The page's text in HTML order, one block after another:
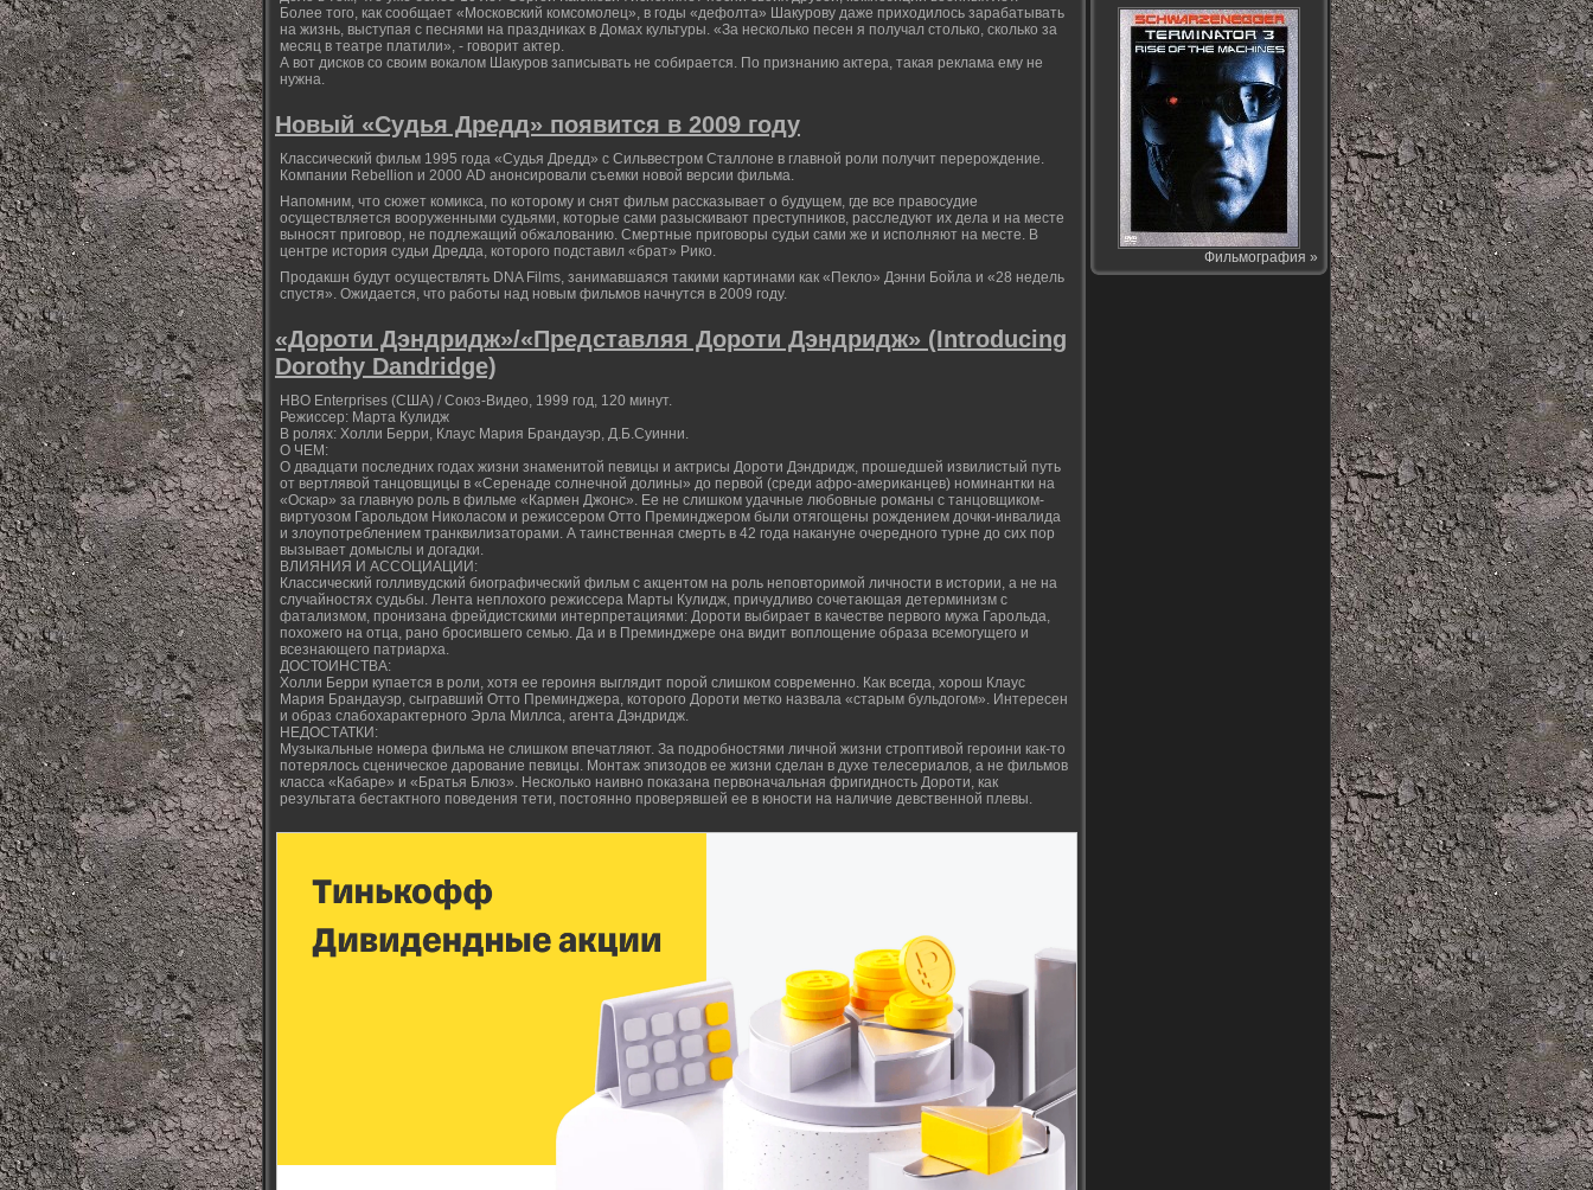
Более того, как сообщает «Московский комсомолец», в годы «дефолта» Шакурову даже приходилось зарабатывать
на жизнь, выступая с песнями на праздниках в Домах культуры. «За несколько песен я получал столько, сколько за
месяц в театре платили», - говорит актер.
А вот дисков со своим вокалом Шакуров записывать не собирается. По признанию актера, такая реклама ему не
нужна.
Новый «Судья Дредд» появится в 2009 году
Классический фильм 1995 года «Судья Дредд» с Сильвестром Сталлоне в главной роли получит перерождение.
Компании Rebellion и 2000 AD анонсировали съемки новой версии фильма.
Напомним, что сюжет комикса, по которому и снят фильм рассказывает о будущем, где все правосудие
осуществляется вооруженными судьями, которые сами разыскивают преступников, расследуют их дела и на месте
выносят приговор, не подлежащий обжалованию. Смертные приговоры судьи сами же и исполняют на месте. В
центре история судьи Дредда, которого подставил «брат» Рико.
Продакшн будут осуществлять DNA Films, занимавшаяся такими картинами как «Пекло» Дэнни Бойла и «28 недель
спустя». Ожидается, что работы над новым фильмов начнутся в 2009 году.
«Дороти Дэндридж»/«Представляя Дороти Дэндридж» (Introducing
Dorothy Dandridge)
HBO Enterprises (США) / Союз-Видео, 1999 год, 120 минут.
Режиссер: Марта Кулидж
В ролях: Холли Берри, Клаус Мария Брандауэр, Д.Б.Суинни.
О ЧЕМ:
О двадцати последних годах жизни знаменитой певицы и актрисы Дороти Дэндридж, прошедшей извилистый путь
от вертлявой танцовщицы в «Серенаде солнечной долины» до первой (среди афро-американцев) номинантки на
«Оскар» за главную роль в фильме «Кармен Джонс». Ее не слишком удачные любовные романы с танцовщиком-
виртуозом Гарольдом Николасом и режиссером Отто Преминджером были отягощены рождением дочки-инвалида
и злоупотреблением транквилизаторами. А таинственная смерть в 42 года накануне очередного турне до сих пор
вызывает домыслы и догадки.
ВЛИЯНИЯ И АССОЦИАЦИИ:
Классический голливудский биографический фильм с акцентом на роль неповторимой личности в истории, а не на
случайностях судьбы. Лента неплохого режиссера Марты Кулидж, причудливо сочетающая детерминизм с
фатализмом, пронизана фрейдистскими интерпретациями: Дороти выбирает в качестве первого мужа Гарольда,
похожего на отца, рано бросившего семью. Да и в Преминджере она видит воплощение образа всемогущего и
всезнающего патриарха.
ДОСТОИНСТВА:
Холли Берри купается в роли, хотя ее героиня выглядит порой слишком современно. Как всегда, хорош Клаус
Мария Брандауэр, сыгравший Отто Преминджера, которого Дороти метко назвала «старым бульдогом». Интересен
и образ слабохарактерного Эрла Миллса, агента Дэндридж.
НЕДОСТАТКИ:
Музыкальные номера фильма не слишком впечатляют. За подробностями личной жизни строптивой героини как-то
потерялось сценическое дарование певицы. Монтаж эпизодов ее жизни сделан в духе телесериалов, а не фильмов
класса «Кабаре» и «Братья Блюз». Несколько наивно показана первоначальная фригидность Дороти, как
результата бестактного поведения тети, постоянно проверявшей ее в юности на наличие девственной плевы.
Фильмография »